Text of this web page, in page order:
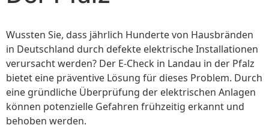
Wussten Sie, dass jährlich Hunderte von Hausbränden
in Deutschland durch defekte elektrische Installationen
verursacht werden? Der E-Check in Landau in der Pfalz
bietet eine präventive Lösung für dieses Problem. Durch
eine gründliche Überprüfung der elektrischen Anlagen
können potenzielle Gefahren frühzeitig erkannt und
behoben werden.